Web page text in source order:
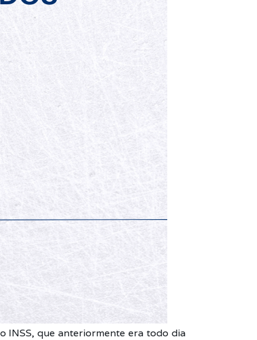
INSS, que anteriormente era todo dia